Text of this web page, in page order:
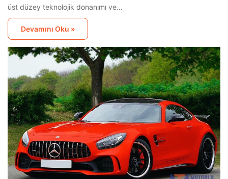
üst düzey teknolojik donanımı ve…
Devamını Oku »